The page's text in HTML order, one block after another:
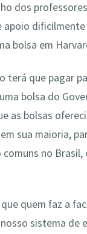
dos
apoio
bolsa em
terá que pagar
bolsa do
as bolsas
sua maioria,
no Brasil,
quem faz a
sistema de